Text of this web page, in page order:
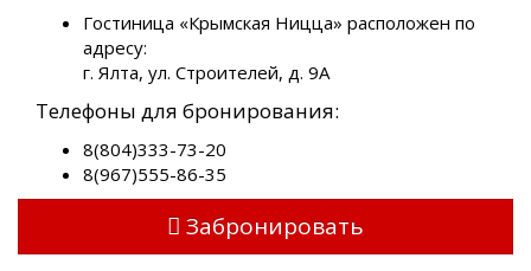
Гостиница «Крымская Ницца» расположен по
адресу:
г. Ялта, ул. Строителей, д. 9А
Телефоны для бронирования:
8(804)333-73-20
8(967)555-86-35
Забронировать